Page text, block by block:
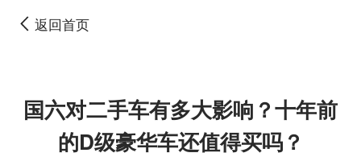
返回首页
国六对二手车有多大影响？十年前
的D级豪华车还值得买吗？